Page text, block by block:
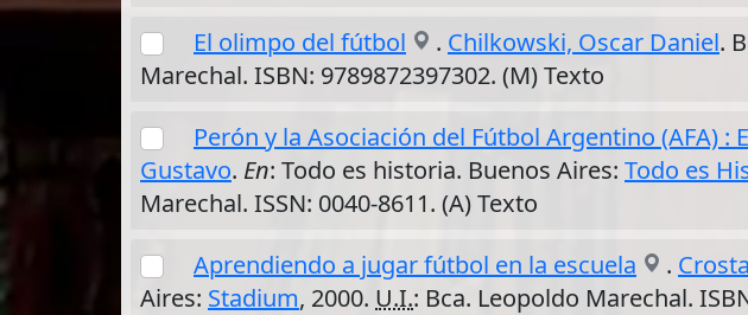
El olimpo del fútbol
. Chilkowski, Oscar Daniel.
Marechal. ISBN: 9789872397302. (M) Texto
Perón y la Asociación del Fútbol Argentino (AFA)
Gustavo. En: Todo es historia. Buenos Aires: Todo es
Marechal. ISSN: 0040-8611. (A) Texto
Aprendiendo a jugar fútbol en la escuela
.
Aires: Stadium, 2000. U.I.: Bca. Leopoldo Marechal.